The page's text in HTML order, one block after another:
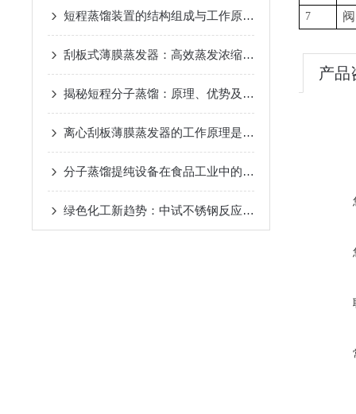
短程蒸馏装置的结构组成与工作原理 2024-10-17
刮板式薄膜蒸发器：高效蒸发浓缩设备的深度解析
揭秘短程分子蒸馏：原理、优势及未来发展趋势
离心刮板薄膜蒸发器的工作原理是什么？
分子蒸馏提纯设备在食品工业中的应用
绿色化工新趋势：中试不锈钢反应釜的环保应用 2024-
7
产品